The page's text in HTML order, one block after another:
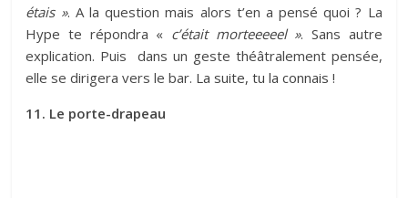
étais ». A la question mais alors t’en a pensé quoi ? La
Hype te répondra « c’était morteeeeel ». Sans autre
explication. Puis dans un geste théâtralement pensée,
elle se dirigera vers le bar. La suite, tu la connais !
11. Le porte-drapeau